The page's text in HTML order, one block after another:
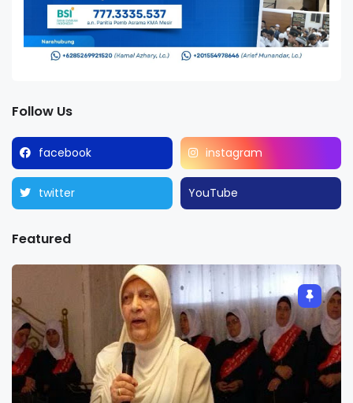
Follow Us
facebook instagram
twitter YouTube
Featured